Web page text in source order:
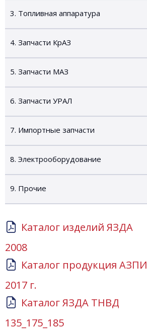
3. Топливная аппаратура
4. Запчасти КрАЗ
5. Запчасти МАЗ
6. Запчасти УРАЛ
7. Импортные запчасти
8. Электрооборудование
9. Прочие
Каталог изделий ЯЗДА
2008
Каталог продукция АЗПИ
2017 г.
Каталог ЯЗДА ТНВД
135_175_185